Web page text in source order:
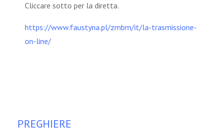
Cliccare sotto per la diretta.
https://www.faustyna.pl/zmbm/it/la-trasmissione-
on-line/
PREGHIERE